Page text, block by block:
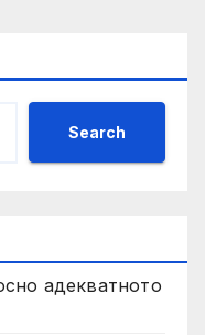
Search
адекватното